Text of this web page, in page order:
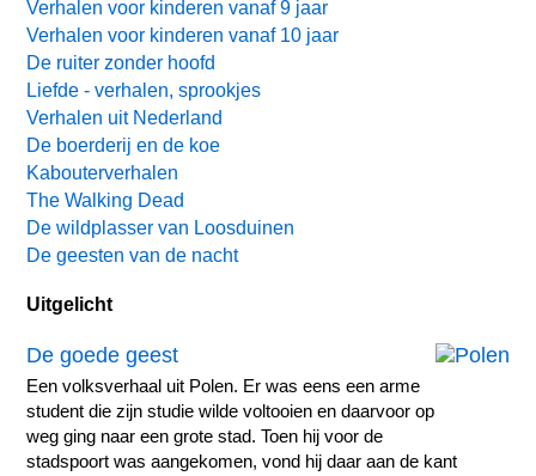
Verhalen voor kinderen vanaf 9 jaar
Verhalen voor kinderen vanaf 10 jaar
De ruiter zonder hoofd
Liefde - verhalen, sprookjes
Verhalen uit Nederland
De boerderij en de koe
Kabouterverhalen
The Walking Dead
De wildplasser van Loosduinen
De geesten van de nacht
Uitgelicht
De goede geest
Een volksverhaal uit Polen. Er was eens een arme
student die zijn studie wilde voltooien en daarvoor op
weg ging naar een grote stad. Toen hij voor de
stadspoort was aangekomen, vond hij daar aan de kant